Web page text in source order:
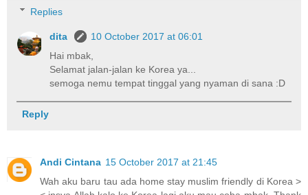
Replies
dita
10 October 2017 at 06:01
Hai mbak,
Selamat jalan-jalan ke Korea ya...
semoga nemu tempat tinggal yang nyaman di sana :D
Reply
Andi Cintana 15 October 2017 at 21:45
Wah aku baru tau ada home stay muslim friendly di Korea >